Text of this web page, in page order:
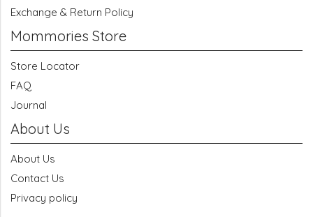
Exchange & Return Policy
Mommories Store
Store Locator
FAQ
Journal
About Us
About Us
Contact Us
Privacy policy